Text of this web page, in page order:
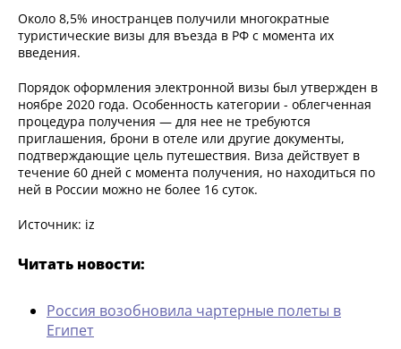
Около 8,5% иностранцев получили многократные
туристические визы для въезда в РФ с момента их
введения.
Порядок оформления электронной визы был утвержден в
ноябре 2020 года. Особенность категории - облегченная
процедура получения — для нее не требуются
приглашения, брони в отеле или другие документы,
подтверждающие цель путешествия. Виза действует в
течение 60 дней с момента получения, но находиться по
ней в России можно не более 16 суток.
Источник: iz
Читать новости:
Россия возобновила чартерные полеты в
Египет